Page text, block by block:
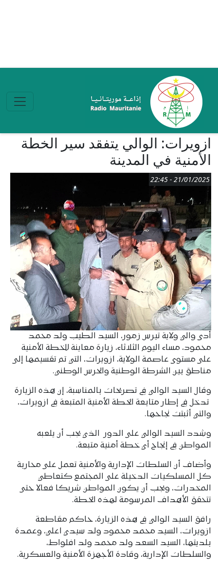
ازويرات: الوالي يتفقد سير الخطة
الأمنية في المدينة
21/01/2025 - 22:45
أدى والي ولاية تيرس زمور، السيد الطيب ولد محمد
محمود، مساء اليوم الثلاثاء، زيارة معاينة للخطة الأمنية
على مستوى عاصمة الولاية، ازويرات، التي تم تقسيمها إلى
مناطق بين الشرطة الوطنية والحرس الوطني.
وقال السيد الوالي في تصريحات بالمناسبة، إن هذه الزيارة
تدخل في إطار متابعة الخطة الأمنية المتبعة في ازويرات،
والتي أثبتت نجاحها.
وشدد السيد الوالي على الدور الذي يجب أن يلعبه
المواطن في إنجاح أي خطة أمنية متبعة.
وأضاف أن السلطات الإدارية والأمنية تعمل على محاربة
كل المسلكيات الدخيلة على المجتمع كتعاطي
المخدرات، ويجب أن يكون المواطن شريكا فعالا حتى
تتحقق الأهداف المرسومة لهذه الخطة.
رافق السيد الوالي في هذه الزيارة، حاكم مقاطعة
ازويرات، السيد محمد محمود ولد سيدي اعلي، وعمدة
بلديتها، السيد السعد ولد محمد ولد افلواط،
والسلطات الإدارية، وقادة الأجهزة الأمنية والعسكرية.